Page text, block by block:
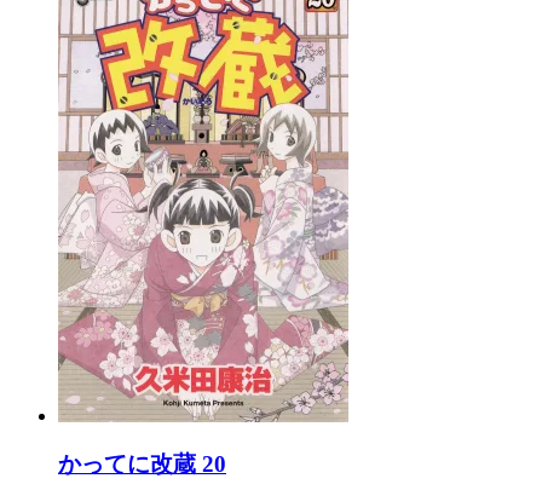
かってに改蔵 20